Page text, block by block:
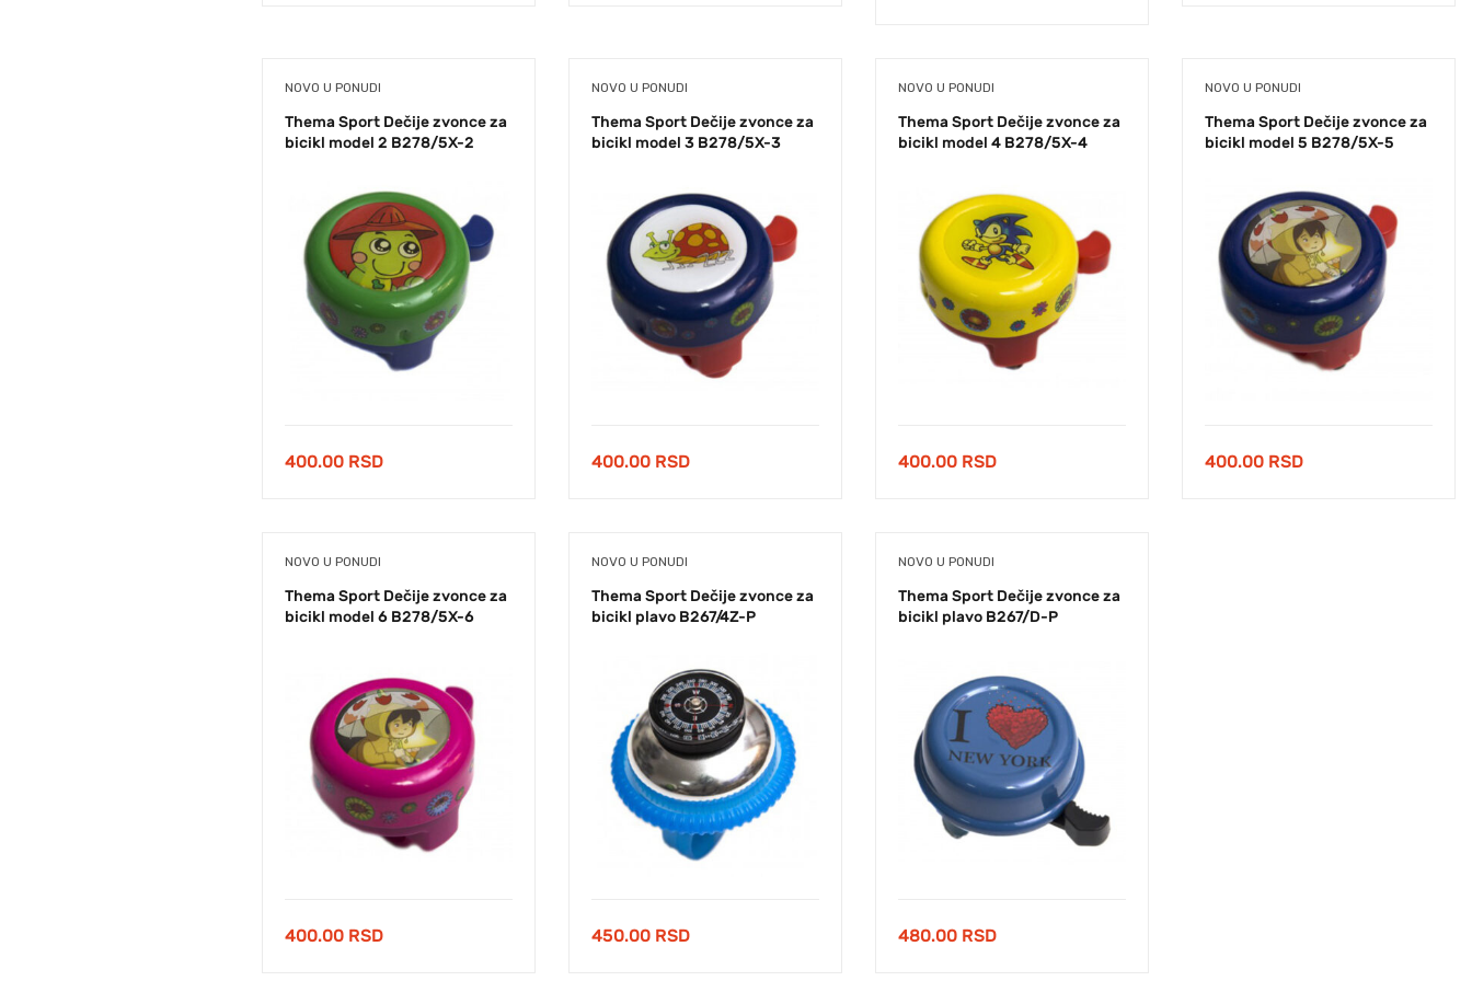
NOVO U PONUDI
Thema Sport Dečije zvonce za
bicikl model 2 B278/5X-2
400.00 RSD
NOVO U PONUDI
Thema Sport Dečije zvonce za
bicikl model 3 B278/5X-3
400.00 RSD
NOVO U PONUDI
Thema Sport Dečije zvonce za
bicikl model 4 B278/5X-4
400.00 RSD
NOVO U PONUDI
Thema Sport Dečije zvonce za
bicikl model 5 B278/5X-5
400.00 RSD
NOVO U PONUDI
Thema Sport Dečije zvonce za
bicikl model 6 B278/5X-6
400.00 RSD
NOVO U PONUDI
Thema Sport Dečije zvonce za
bicikl plavo B267/4Z-P
450.00 RSD
NOVO U PONUDI
Thema Sport Dečije zvonce za
bicikl plavo B267/D-P
480.00 RSD